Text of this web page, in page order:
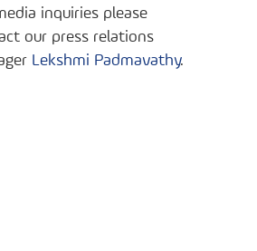
inquiries please
our press relations
Lekshmi Padmavathy.